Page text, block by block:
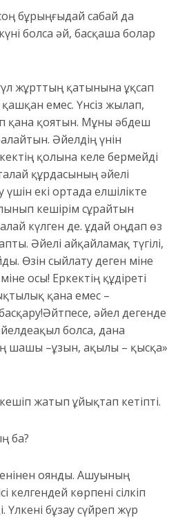
бұрыңғыдай сабай да
болса әй, басқаша болар
жұрттың қатынына ұқсап
емес. Үнсіз жылап,
қана қоятын. Мұны Қәбдеш
Әйелдің үнін
қолына келе бермейді
құрдасының әйелі
екі ортада елшілікте
кешірім сұрайтын
күлген де. Қ ұдай оңдап өз
Әйелі айқайламақ түгілі,
Өзін сыйлату деген міне
осы! Еркектің құдіреті
қана емес –
Әйтпесе, әйел дегенде
деақыл болса, дана
шашы –ұзын, ақылы – қысқа»
жатып ұйықтап кетіпті.
ба?
оянды. Ашуының
келгендей көрпені сілкіп
Үлкені бұзау сүйреп жүр